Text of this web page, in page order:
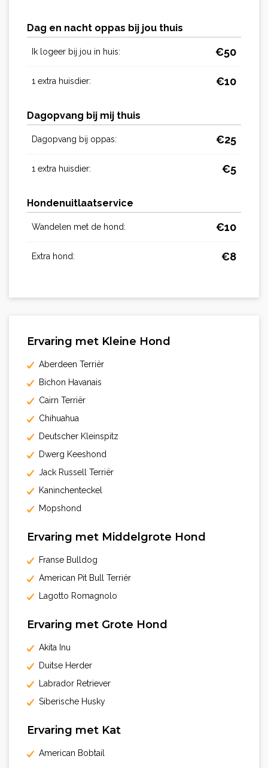
Dag en nacht oppas bij jou thuis
Ik logeer bij jou in huis: €50
1 extra huisdier: €10
Dagopvang bij mij thuis
Dagopvang bij oppas: €25
1 extra huisdier: €5
Hondenuitlaatservice
Wandelen met de hond: €10
Extra hond: €8
Ervaring met Kleine Hond
Aberdeen Terriër
Bichon Havanais
Cairn Terriër
Chihuahua
Deutscher Kleinspitz
Dwerg Keeshond
Jack Russell Terriër
Kaninchenteckel
Mopshond
Ervaring met Middelgrote Hond
Franse Bulldog
American Pit Bull Terriër
Lagotto Romagnolo
Ervaring met Grote Hond
Akita Inu
Duitse Herder
Labrador Retriever
Siberische Husky
Ervaring met Kat
American Bobtail